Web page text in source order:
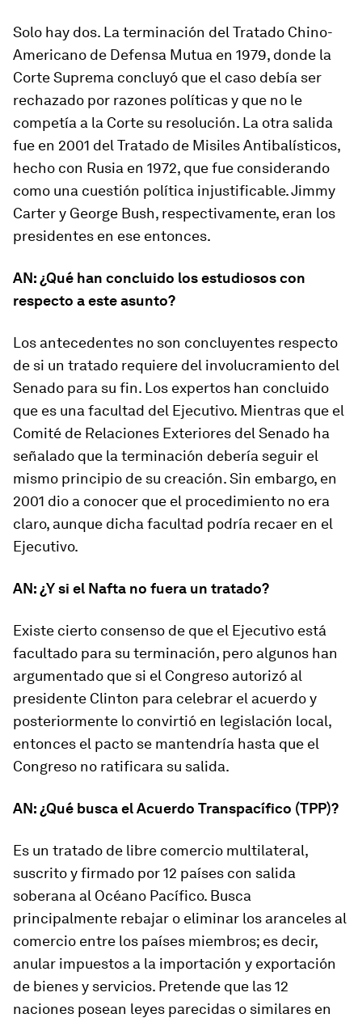
Solo hay dos. La terminación del Tratado Chino-
Americano de Defensa Mutua en 1979, donde la
Corte Suprema concluyó que el caso debía ser
rechazado por razones políticas y que no le
competía a la Corte su resolución. La otra salida
fue en 2001 del Tratado de Misiles Antibalísticos,
hecho con Rusia en 1972, que fue considerando
como una cuestión política injustificable. Jimmy
Carter y George Bush, respectivamente, eran los
presidentes en ese entonces.
AN: ¿Qué han concluido los estudiosos con
respecto a este asunto?
Los antecedentes no son concluyentes respecto
de si un tratado requiere del involucramiento del
Senado para su fin. Los expertos han concluido
que es una facultad del Ejecutivo. Mientras que el
Comité de Relaciones Exteriores del Senado ha
señalado que la terminación debería seguir el
mismo principio de su creación. Sin embargo, en
2001 dio a conocer que el procedimiento no era
claro, aunque dicha facultad podría recaer en el
Ejecutivo.
AN: ¿Y si el Nafta no fuera un tratado?
Existe cierto consenso de que el Ejecutivo está
facultado para su terminación, pero algunos han
argumentado que si el Congreso autorizó al
presidente Clinton para celebrar el acuerdo y
posteriormente lo convirtió en legislación local,
entonces el pacto se mantendría hasta que el
Congreso no ratificara su salida.
AN: ¿Qué busca el Acuerdo Transpacífico (TPP)?
Es un tratado de libre comercio multilateral,
suscrito y firmado por 12 países con salida
soberana al Océano Pacífico. Busca
principalmente rebajar o eliminar los aranceles al
comercio entre los países miembros; es decir,
anular impuestos a la importación y exportación
de bienes y servicios. Pretende que las 12
naciones posean leyes parecidas o similares en